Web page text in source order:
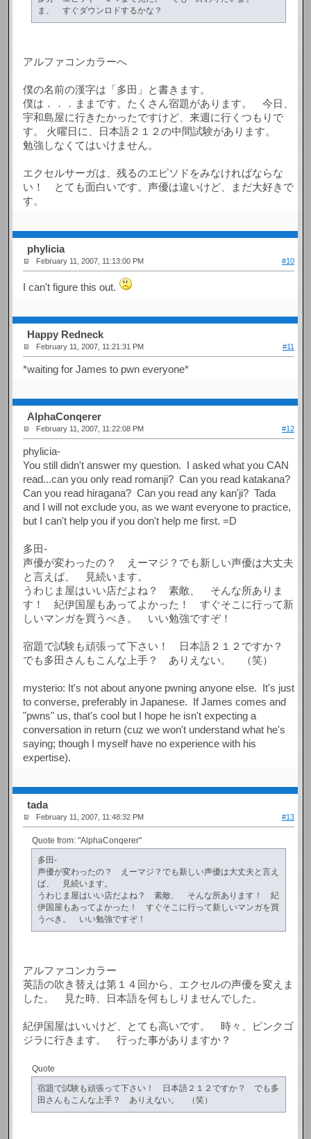
ま、 すぐダウンロドするかな？
アルファコンカラーへ
僕の名前の漢字は「多田」と書きます。
僕は．．．ままです。たくさん宿題があります。 今日、
宇和島屋に行きたかったですけど、来週に行くつもりで
す。 火曜日に、日本語２１２の中間試験があります。
勉強しなくてはいけません。
エクセルサーガは、残るのエピソドをみなければならな
い！ とても面白いです。声優は違いけど、まだ大好きで
す。
phylicia
February 11, 2007, 11:13:00 PM #10
I can't figure this out.
Happy Redneck
February 11, 2007, 11:21:31 PM #11
*waiting for James to pwn everyone*
AlphaConqerer
February 11, 2007, 11:22:08 PM #12
phylicia-
You still didn't answer my question. I asked what you CAN
read...can you only read romanji? Can you read katakana?
Can you read hiragana? Can you read any kan'ji? Tada
and I will not exclude you, as we want everyone to practice,
but I can't help you if you don't help me first. =D
多田-
声優が変わったの？ えーマジ？でも新しい声優は大丈夫
と言えば、 見続います。
うわじま屋はいい店だよね？ 素敵、 そんな所ありま
す！ 紀伊国屋もあってよかった！ すぐそこに行って新
しいマンガを買うべき。 いい勉強ですぞ！
宿題で試験も頑張って下さい！ 日本語２１２ですか？
でも多田さんもこんな上手？ ありえない。 （笑）
mysterio: It's not about anyone pwning anyone else. It's just
to converse, preferably in Japanese. If James comes and
"pwns" us, that's cool but I hope he isn't expecting a
conversation in return (cuz we won't understand what he's
saying; though I myself have no experience with his
expertise).
tada
February 11, 2007, 11:48:32 PM #13
Quote from: "AlphaConqerer"
多田-
声優が変わったの？ えーマジ？でも新しい声優は大丈夫と言え
ば、 見続います。
うわじま屋はいい店だよね？ 素敵、 そんな所あります！ 紀
伊国屋もあってよかった！ すぐそこに行って新しいマンガを買
うべき。 いい勉強ですぞ！
アルファコンカラー
英語の吹き替えは第１４回から、エクセルの声優を変えま
した。 見た時、日本語を何もしりませんでした。
紀伊国屋はいいけど、とても高いです。 時々、ピンクゴ
ジラに行きます。 行った事がありますか？
Quote
宿題で試験も頑張って下さい！ 日本語２１２ですか？ でも多
田さんもこんな上手？ ありえない。 （笑）